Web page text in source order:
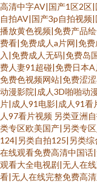
高清中字AV|国产1区2区
自拍AV|国产3p自拍视
播放黄色视频|免费产品
费看|免费成人a片网|免
入|免费成人无码|免费岛
费人妻91超碰|免费日本
免费色视频网站|免费涩
动漫影院|成人3D啪啪动
片|成人91电影|成人91
人97看片视频 另类亚洲
类专区欧美国产|另类专
124|另类自拍125|另类综
在线观看免费高清中国
观看大全电视剧|无人在
看|无人在线完整免费高